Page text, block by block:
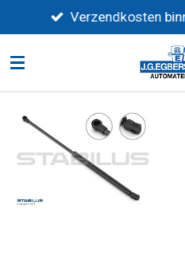
direct
naar
Verzendkosten